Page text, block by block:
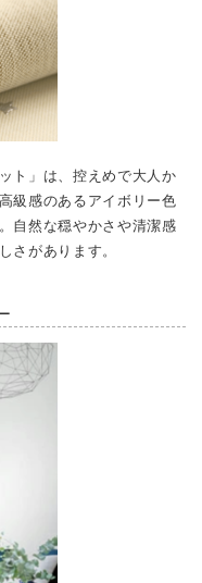
ト」は、控えめで大人か
級感のあるアイボリー色
自然な穏やかさや清潔感
さがあります。